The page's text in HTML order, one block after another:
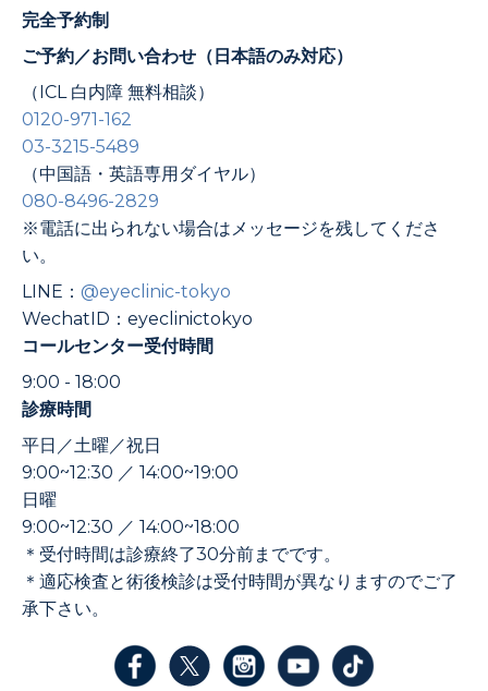
完全予約制
ご予約／お問い合わせ（日本語のみ対応）
（ICL 白内障 無料相談）
0120-971-162
03-3215-5489
（中国語・英語専用ダイヤル）
080-8496-2829
※電話に出られない場合はメッセージを残してくださ
い。
LINE： @eyeclinic-tokyo
WechatID：eyeclinictokyo
コールセンター受付時間
9:00 - 18:00
診療時間
平日／土曜／祝日
9:00~12:30 ／ 14:00~19:00
日曜
9:00~12:30 ／ 14:00~18:00
＊受付時間は診療終了30分前までです。
＊適応検査と術後検診は受付時間が異なりますのでご了
承下さい。